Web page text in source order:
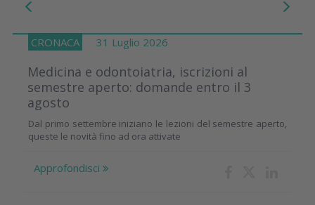
CRONACA 31 Luglio 2026
Medicina e odontoiatria, iscrizioni al
semestre aperto: domande entro il 3
agosto
Dal primo settembre iniziano le lezioni del semestre aperto,
queste le novità fino ad ora attivate
Approfondisci